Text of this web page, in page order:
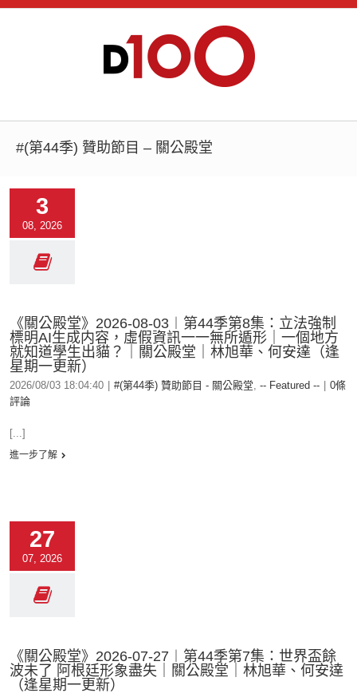
#(第44季) 贊助節目 – 關公殿堂
3
08, 2026
《關公殿堂》2026-08-03︱第44季第8集：立法強制
標明AI生成内容，虛假資訊一一無所遁形｜一個地方
就知道學生出貓？｜關公殿堂｜林旭華、何安達（逢
星期一更新）
2026/08/03 18:04:40 #(第44季) 贊助節目 - 關公殿堂, -- Featured --
0條
評論
[...]
進一步了解
27
07, 2026
《關公殿堂》2026-07-27︱第44季第7集：世界盃餘
波未了 阿根廷形象盡失｜關公殿堂｜林旭華、何安達
（逢星期一更新）